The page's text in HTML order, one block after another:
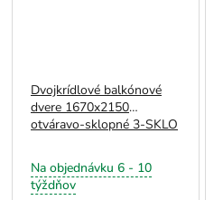
Dvojkrídlové balkónové
dvere 1670x2150
otváravo-sklopné 3-SKLO
Na objednávku 6 - 10
týždňov